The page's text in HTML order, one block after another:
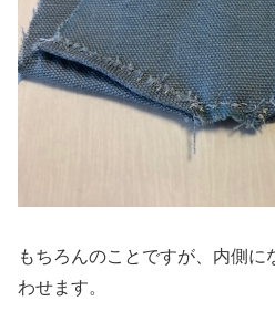
もちろんのことですが、内側に
わせます。